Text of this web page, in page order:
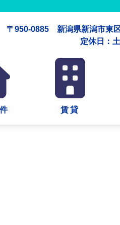
〒950-0885 新潟県新潟市東
定休日：
賃貸